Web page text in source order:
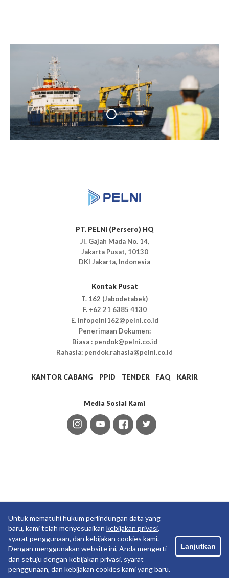
PT. PELNI (Persero) HQ
Jl. Gajah Mada No. 14,
Jakarta Pusat, 10130
DKI Jakarta, Indonesia
Kontak Pusat
T. 162 (Jabodetabek)
F. +62 21 6385 4130
E. infopelni162@pelni.co.id
Penerimaan Dokumen:
Biasa : pendok@pelni.co.id
Rahasia: pendok.rahasia@pelni.co.id
KANTOR CABANG PPID TENDER FAQ KARIR
Media Sosial Kami
Untuk mematuhi hukum perlindungan data yang
baru, kami telah menyesuaikan kebijakan privasi,
syarat penggunaan, dan kebijakan cookies kami.
Dengan menggunakan website ini, Anda mengerti
dan setuju dengan kebijakan privasi, syarat
penggunaan, dan kebijakan cookies kami yang baru.
Lanjutkan